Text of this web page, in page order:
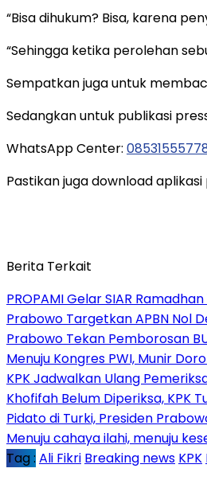
“Bisa dihukum? Bisa, karena
“Sehingga ketika perolehan
Sempatkan juga untuk
Sedangkan untuk publikasi
WhatsApp Center:
Pastikan juga download
Berita Terkait
PROPAMI Gelar SIAR
Prabowo Targetkan APBN Nol
Prabowo Tekan Pemborosan
Menuju Kongres PWI, Munir
KPK Jadwalkan Ulang
Khofifah Belum Diperiksa, KPK
Pidato di Turki, Presiden
Menuju cahaya ilahi, menuju
Tag : Ali Fikri Breaking news KPK